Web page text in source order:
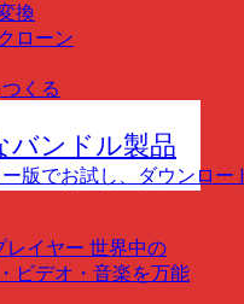
換
ローン
くる
バンドル製品
版でお試し、ダウンロー